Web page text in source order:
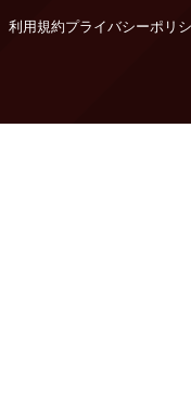
利用規約プライバシーポリ